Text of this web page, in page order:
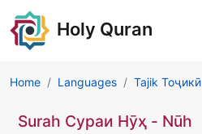
Holy Quran
Home Languages Tajik Тоҷикӣ
Surah Сураи Нӯҳ - Nūh